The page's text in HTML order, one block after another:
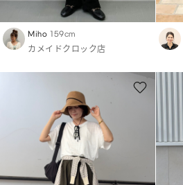
Miho 159cm
カメイドクロック店